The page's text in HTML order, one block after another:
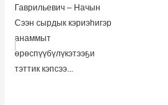
Гаврильевич – Начын
Сээн сырдык кэриэһигэр
анаммыт
өрөспүүбүлүкэтээҕи
тэттик кэпсээ...